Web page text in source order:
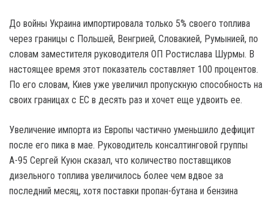
До войны Украина импортировала только 5% своего топлива
через границы с Польшей, Венгрией, Словакией, Румынией, по
словам заместителя руководителя ОП Ростислава Шурмы. В
настоящее время этот показатель составляет 100 процентов.
По его словам, Киев уже увеличил пропускную способность на
своих границах с ЕС в десять раз и хочет еще удвоить ее.
Увеличение импорта из Европы частично уменьшило дефицит
после его пика в мае. Руководитель консалтинговой группы
А-95 Сергей Куюн сказал, что количество поставщиков
дизельного топлива увеличилось более чем вдвое за
последний месяц, хотя поставки пропан-бутана и бензина